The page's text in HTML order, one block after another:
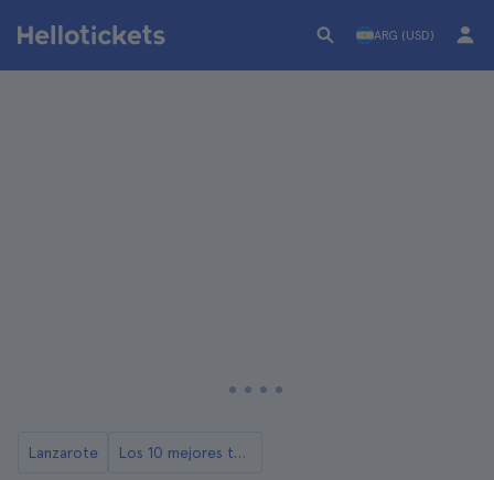
ARG (USD)
Lanzarote Los 10 mejores tours y excursiones de Lanzarote